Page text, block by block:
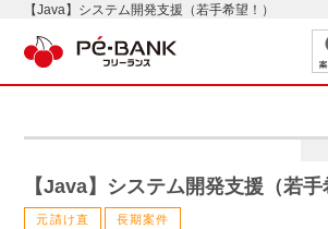
【Java】システム開発支援（若手希望！）
【Java】システム開発支援（若手
元請け直 長期案件